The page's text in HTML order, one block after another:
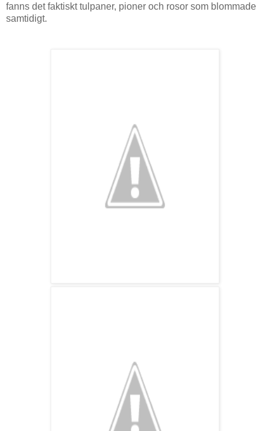
fanns det faktiskt tulpaner, pioner och rosor som blommade
samtidigt.